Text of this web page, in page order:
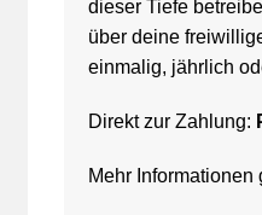
dieser Tiefe
über deine
einmalig, jährlich
Direkt zur Zahlung:
Mehr Informationen